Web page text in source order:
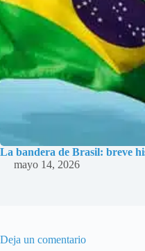
La bandera de Brasil: breve
mayo 14, 2026
Deja un comentario